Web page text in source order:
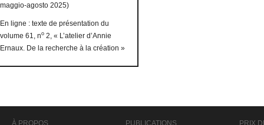
maggio-agosto 2025)
En ligne : texte de présentation du
volume 61, no 2, « L’atelier d’Annie
Ernaux. De la recherche à la création »
À PROPOS PUBLICATIONS PRIX